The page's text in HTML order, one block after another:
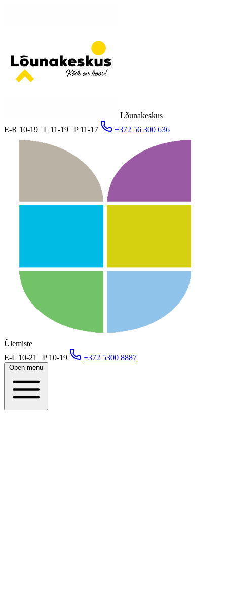
Lõunakeskus
E-R 10-19 | L 11-19 | P 11-17
+372 56 300 636
Ülemiste
E-L 10-21 | P 10-19
+372 5300 8887
Open menu